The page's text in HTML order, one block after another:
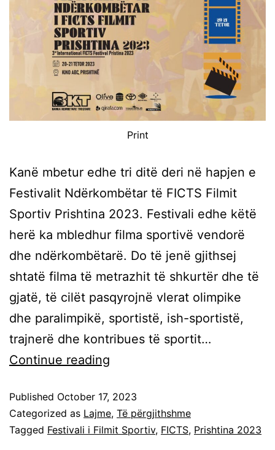
Print
Kanë mbetur edhe tri ditë deri në hapjen e
Festivalit Ndërkombëtar të FICTS Filmit
Sportiv Prishtina 2023. Festivali edhe këtë
herë ka mbledhur filma sportivë vendorë
dhe ndërkombëtarë. Do të jenë gjithsej
shtatë filma të metrazhit të shkurtër dhe të
gjatë, të cilët pasqyrojnë vlerat olimpike
dhe paralimpikë, sportistë, ish-sportistë,
trajnerë dhe kontribues të sportit…
Continue reading
Published October 17, 2023
Categorized as Lajme, Të përgjithshme
Tagged Festivali i Filmit Sportiv, FICTS, Prishtina 2023